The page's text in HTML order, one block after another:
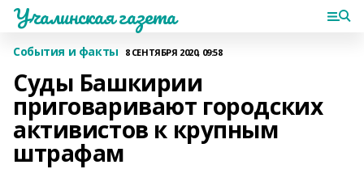
Учалинская газета
События и факты 8 СЕНТЯБРЯ 2020, 09:58
Суды Башкирии
приговаривают городских
активистов к крупным
штрафам